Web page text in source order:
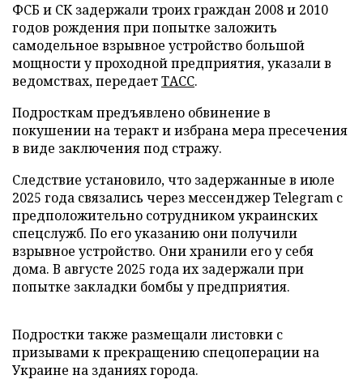
ФСБ и СК задержали троих граждан 2008 и 2010
годов рождения при попытке заложить
самодельное взрывное устройство большой
мощности у проходной предприятия, указали в
ведомствах, передаетТАСС.
Подросткам предъявлено обвинение в
покушении на теракт и избрана мера пресечения
в виде заключения под стражу.
Следствие установило, что задержанные в июле
2025 года связались через мессенджер Telegram с
предположительно сотрудником украинских
спецслужб. По его указанию они получили
взрывное устройство. Они хранили его у себя
дома. В августе 2025 года их задержали при
попытке закладки бомбы у предприятия.
Подростки также размещали листовки с
призывами к прекращению спецоперации на
Украине на зданиях города.